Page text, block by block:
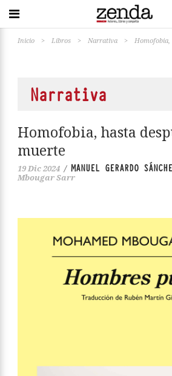
Inicio > Libros > Narrativa > Homofobia,
Narrativa
Homofobia, hasta
muerte
19 Dic 2024 / MANUEL GERARDO
Mbougar Sarr